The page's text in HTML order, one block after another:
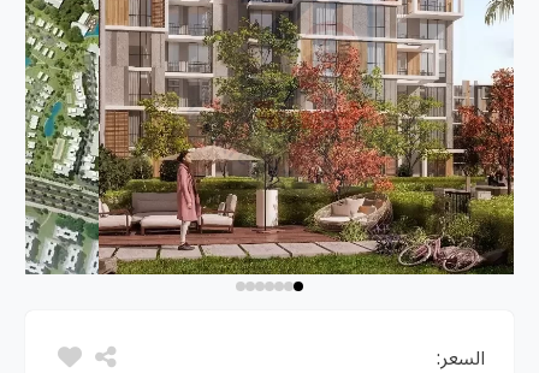
السعر: